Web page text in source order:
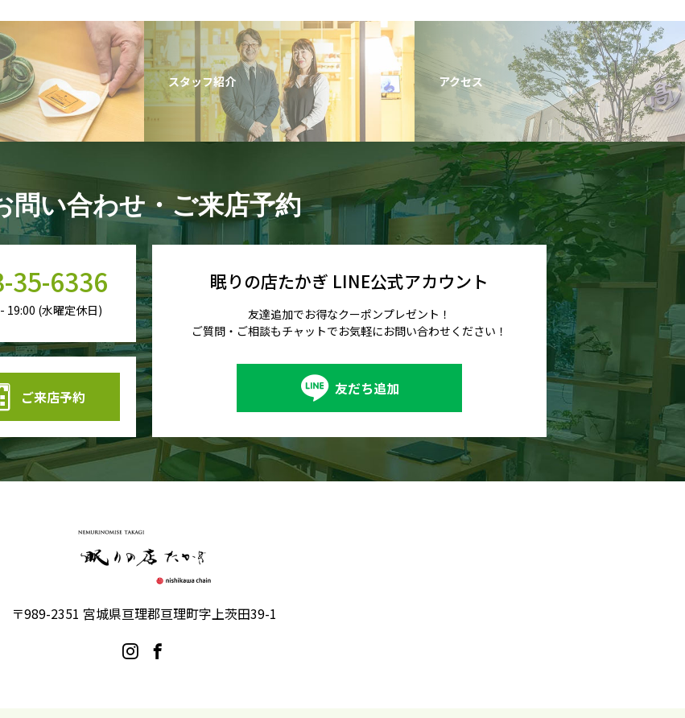
スタッフ紹介 アクセス
問い合わせ・ご来店予約
35-6336
19:00 (水曜定休日)
ご来店予約
眠りの店たかぎ LINE公式アカウント
友達追加でお得なクーポンプレゼント！
ご質問・ご相談もチャットでお気軽にお問い合わせください！
友だち追加
〒989-2351 宮城県亘理郡亘理町字上茨田39-1